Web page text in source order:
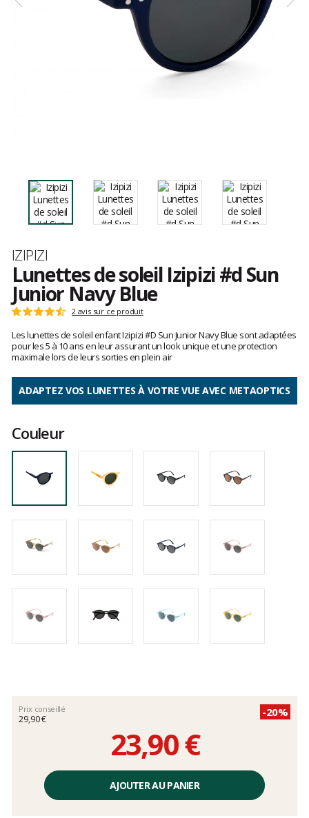
Marque
IZIPIZI
Lunettes de soleil Izipizi #d Sun
Junior Navy Blue
Les
clients
Note
:
4.5
sur
2 avis sur ce produit
Les lunettes de soleil enfant Izipizi #D Sun Junior Navy Blue sont adaptées
pour les 5 à 10 ans en leur assurant un look unique et une protection
maximale lors de leurs sorties en plein air
ADAPTEZ VOS LUNETTES À VOTRE VUE AVEC METAOPTICS
Couleur
Prix conseillé
29,90 €
-20%
23,90 €
unitaire,
AJOUTER AU PANIER